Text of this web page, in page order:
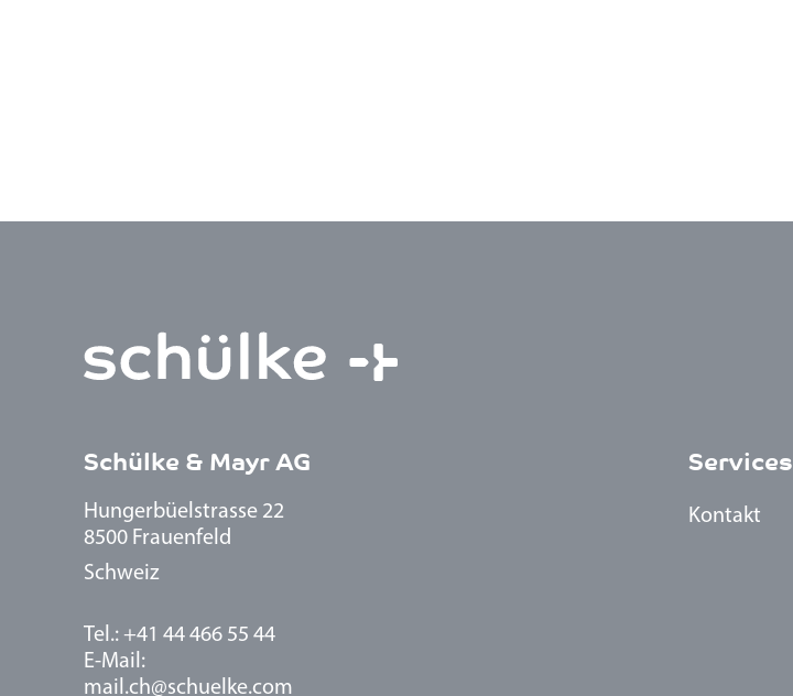
Schülke & Mayr AG
Hungerbüelstrasse 22
8500 Frauenfeld
Schweiz
Tel.: +41 44 466 55 44
E-Mail:
mail.ch@schuelke.com
Services
Kontakt